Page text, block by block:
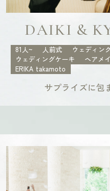
DAIKI &
81人~ 人前式
ウェディン
ウェディングケーキ
ヘアメ
ERIKA takamoto
サプライズに包